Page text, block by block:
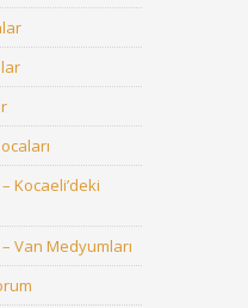
Kocaeli’deki
Van Medyumları